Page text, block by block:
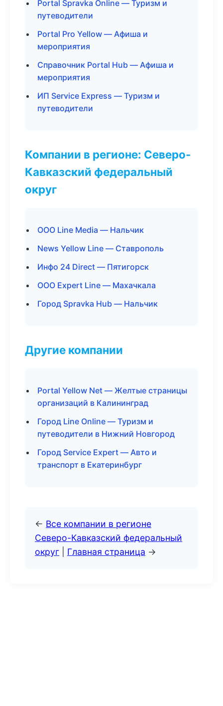
Portal Spravka Online — Туризм и
путеводители
Portal Pro Yellow — Афиша и
мероприятия
Справочник Portal Hub — Афиша и
мероприятия
ИП Service Express — Туризм и
путеводители
Компании в регионе: Северо-
Кавказский федеральный
округ
ООО Line Media — Нальчик
News Yellow Line — Ставрополь
Инфо 24 Direct — Пятигорск
ООО Expert Line — Махачкала
Город Spravka Hub — Нальчик
Другие компании
Portal Yellow Net — Желтые страницы
организаций в Калининград
Город Line Online — Туризм и
путеводители в Нижний Новгород
Город Service Expert — Авто и
транспорт в Екатеринбург
← Все компании в регионе
Северо-Кавказский федеральный
округ
Главная страница →